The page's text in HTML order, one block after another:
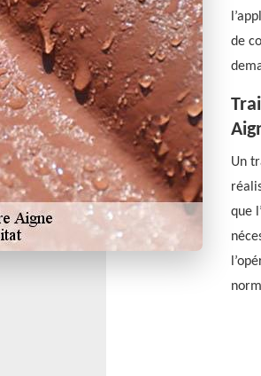
de
Un
que